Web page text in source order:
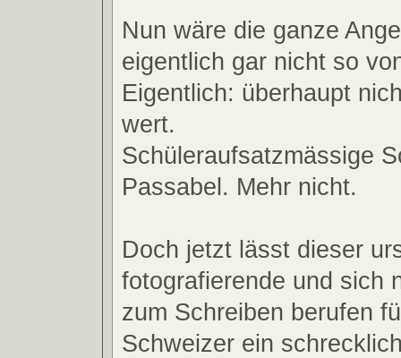
Nun wäre die ganze
eigentlich gar nicht so
Eigentlich: überhaupt
wert.
Schüleraufsatzmässige
Passabel. Mehr nicht.
Doch jetzt lässt dieser
fotografierende und sich
zum Schreiben berufen
Schweizer ein